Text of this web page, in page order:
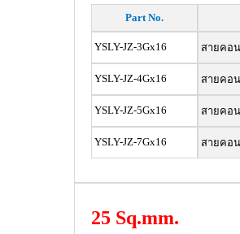
Part No.
YSLY-JZ-3Gx16 สายคอน
YSLY-JZ-4Gx16 สายคอน
YSLY-JZ-5Gx16 สายคอน
YSLY-JZ-7Gx16 สายคอน
25 Sq.mm.